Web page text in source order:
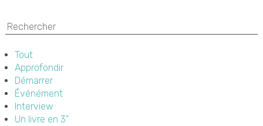
Tout
Approfondir
Démarrer
Événément
Interview
Un livre en 3"